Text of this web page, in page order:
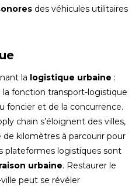
des véhicules utilitaires
la logistique urbaine :
fonction transport-logistique
foncier et de la concurrence.
chain s’éloignent des villes,
kilomètres à parcourir pour
plateformes logistiques sont
urbaine. Restaurer le
peut se révéler